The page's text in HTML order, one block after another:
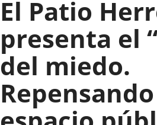
Valladolid
El Patio
presenta el
del miedo.